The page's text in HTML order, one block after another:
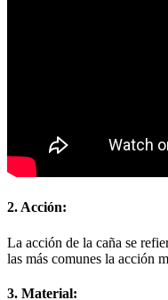
2. Acción:
La acción de la caña se
las más comunes la acción
3. Material: